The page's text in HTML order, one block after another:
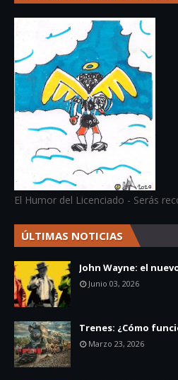
El Humor del Licenciado - Serás
ÚLTIMAS NOTICIAS
John Wayne: el
Junio 03, 2026
Trenes: ¿Cómo
Marzo 23, 2026